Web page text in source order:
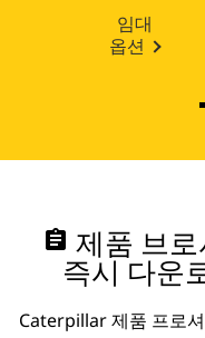
임대
옵션
assignment 제품 브
즉시 다운
Caterpillar 제품 프로